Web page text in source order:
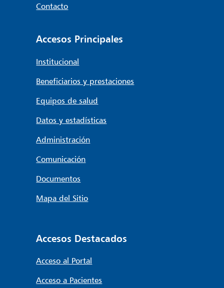
Contacto
Accesos Principales
Institucional
Beneficiarios y prestaciones
Equipos de salud
Datos y estadísticas
Administración
Comunicación
Documentos
Mapa del Sitio
Accesos Destacados
Acceso al Portal
Acceso a Pacientes